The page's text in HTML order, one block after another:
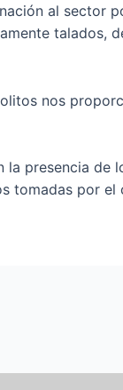
al sector
talados,
nos
presencia
por